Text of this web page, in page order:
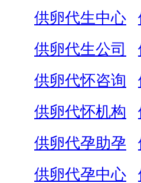
供卵代生中心
供卵代生公司
供卵代怀咨询
供卵代怀机构
供卵代孕助孕
供卵代孕中心